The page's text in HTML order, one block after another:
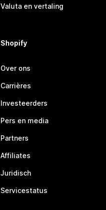
Valuta en vertaling
Shopify
Over ons
Carrières
Investeerders
Pers en media
Partners
Affiliates
Juridisch
Servicestatus